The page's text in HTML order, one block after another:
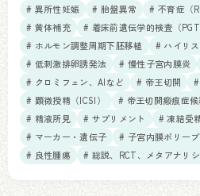
# 異所性妊娠
# 胎盤異常 # 不育症（
# 黄体補充
# 着床前遺伝学的検査（PGT
# ホルモン調整周期下胚移植
# ハイリ
# 低刺激排卵誘発法
# 慢性子宮内膜炎
# クロミフェン、AIなど
# 帝王切開
# 顕微授精（ICSI）
# 帝王切開瘢痕症
# 精液所見
# サプリメント # 凍結受
# マーカー・遺伝子
# 子宮内膜ポリープ
# 良性腫瘍
# 総説、RCT、メタアナリ